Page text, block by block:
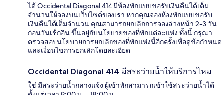
ได้ Occidental Diagonal 414 มีห้องพักแบบขอรับเงินคืนได้เต็ม
จำนวนให้จองบนเว็บไซต์ของเรา หากคุณจองห้องพักแบบขอรับ
เงินคืนได้เต็มจำนวน คุณสามารถยกเลิกการจองล่วงหน้า 2-3 วัน
ก่อนวันเช็กอิน ขึ้นอยู่กับนโยบายของที่พักแต่ละแห่ง ทั้งนี้ กรุณา
ตรวจสอบนโยบายการยกเลิกของที่พักแห่งนี้อีกครั้งเพื่อดูข้อกำหนด
และเงื่อนไขการยกเลิกโดยละเอียด
Occidental Diagonal 414 มีสระว่ายน้ำให้บริการไหม
ใช่ มีสระว่ายน้ำกลางแจ้ง ผู้เข้าพักสามารถเข้าใช้สระว่ายน้ำได้